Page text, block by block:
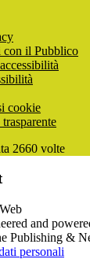
il Pubblico
cookie
2660 volte
and
Publishing &
personali